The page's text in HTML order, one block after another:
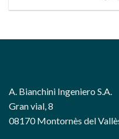
A. Bianchini Ingeniero S.A.
Gran vial, 8
08170 Montornès del